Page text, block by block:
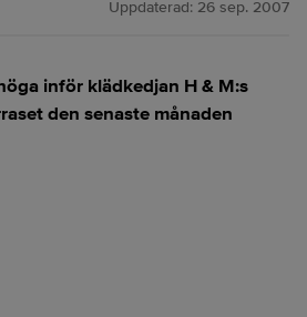
Uppdaterad: 26 sep. 2007
inför klädkedjan H & M:s
den senaste månaden